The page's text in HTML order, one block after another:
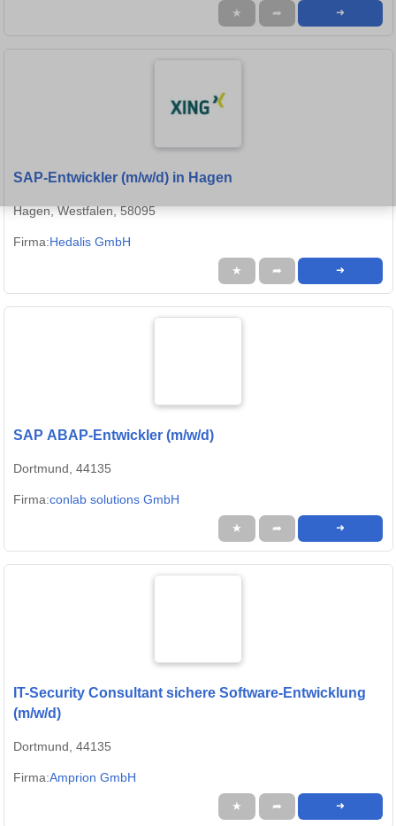
★ ➦ ➜
SAP-Entwickler (m/w/d) in Hagen
Hagen, Westfalen, 58095
Firma:Hedalis GmbH
★ ➦ ➜
SAP ABAP-Entwickler (m/w/d)
Dortmund, 44135
Firma:conlab solutions GmbH
★ ➦ ➜
IT-Security Consultant sichere Software-Entwicklung
(m/w/d)
Dortmund, 44135
Firma:Amprion GmbH
★ ➦ ➜